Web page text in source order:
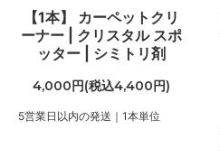
【1本】 カーペットクリ
ーナー | クリスタル スポ
ッター | シミトリ剤
4,000円(税込4,400円)
5営業日以内の発送｜1本単位